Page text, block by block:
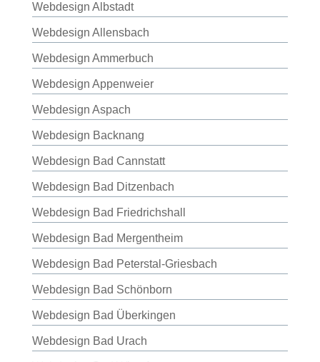
Webdesign Albstadt
Webdesign Allensbach
Webdesign Ammerbuch
Webdesign Appenweier
Webdesign Aspach
Webdesign Backnang
Webdesign Bad Cannstatt
Webdesign Bad Ditzenbach
Webdesign Bad Friedrichshall
Webdesign Bad Mergentheim
Webdesign Bad Peterstal-Griesbach
Webdesign Bad Schönborn
Webdesign Bad Überkingen
Webdesign Bad Urach